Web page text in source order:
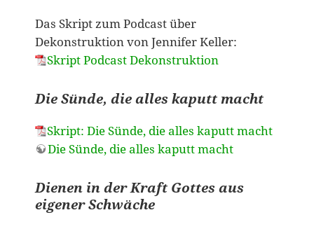
Das Skript zum Podcast über
Dekonstruktion von Jennifer Keller:
Skript Podcast Dekonstruktion
Die Sünde, die alles kaputt macht
Skript: Die Sünde, die alles kaputt macht
Die Sünde, die alles kaputt macht
Dienen in der Kraft Gottes aus
eigener Schwäche